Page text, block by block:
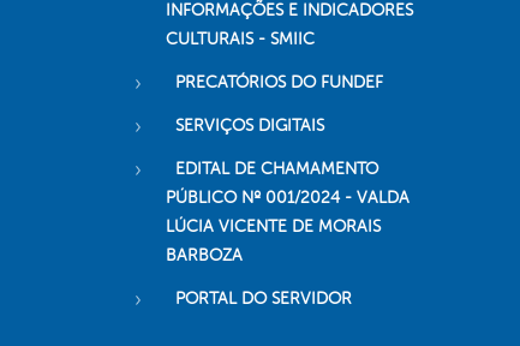
INFORMAÇÕES E INDICADORES
CULTURAIS - SMIIC
PRECATÓRIOS DO FUNDEF
SERVIÇOS DIGITAIS
EDITAL DE CHAMAMENTO
PÚBLICO Nº 001/2024 - VALDA
LÚCIA VICENTE DE MORAIS
BARBOZA
PORTAL DO SERVIDOR